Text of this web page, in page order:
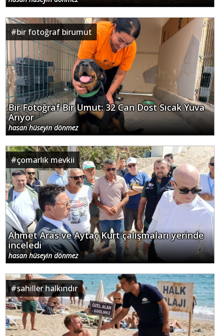
#sahiller halkındır
Plajda Vatandaşa Buradan Git Diyen İşletme
Ceza Aldı
dayanışma datça
#datça belediyesi
MUSKİ'nin Datça'daki Toplantısı
ibo.a.bo
#datça belediyesi